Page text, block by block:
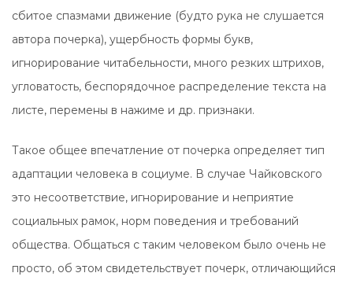
сбитое спазмами движение (будто рука не слушается
автора почерка), ущербность формы букв,
игнорирование читабельности, много резких штрихов,
угловатость, беспорядочное распределение текста на
листе, перемены в нажиме и др. признаки.
Такое общее впечатление от почерка определяет тип
адаптации человека в социуме. В случае Чайковского
это несоответствие, игнорирование и неприятие
социальных рамок, норм поведения и требований
общества. Общаться с таким человеком было очень не
просто, об этом свидетельствует почерк, отличающийся